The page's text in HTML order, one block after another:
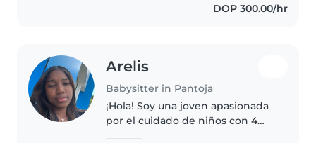
cuentos, hacer manualidades y
DOP 300.00/hr
Arelis
Babysitter in Pantoja
¡Hola! Soy una joven apasionada
por el cuidado de niños con 4